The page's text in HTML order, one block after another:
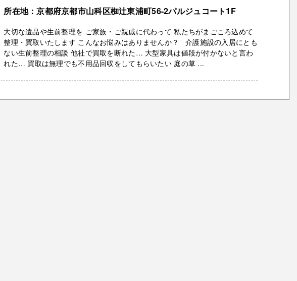
所在地：京都府京都市山科区椥辻東浦町56-2パルジュコート1F
大切な遺品や生前整理を ご家族・ご親戚に代わって 私たちがまごころ込めて
整理・買取いたします こんなお悩みはありませんか？ 介護施設の入居にとも
ない生前整理の相談 他社で買取を断れた… 大型家具は値段が付かないと言わ
れた… 買取は無理でも不用品回収をしてもらいたい 庭の草 ...